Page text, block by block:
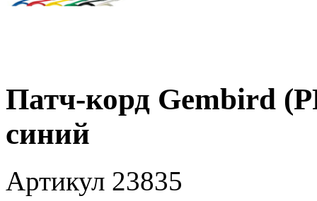
Патч-корд Gembird
синий
Артикул 23835